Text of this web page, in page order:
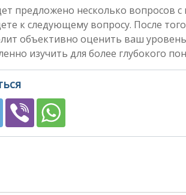
предложено несколько вопросов
к следующему вопросу. После
объективно оценить ваш
изучить для более глубокого